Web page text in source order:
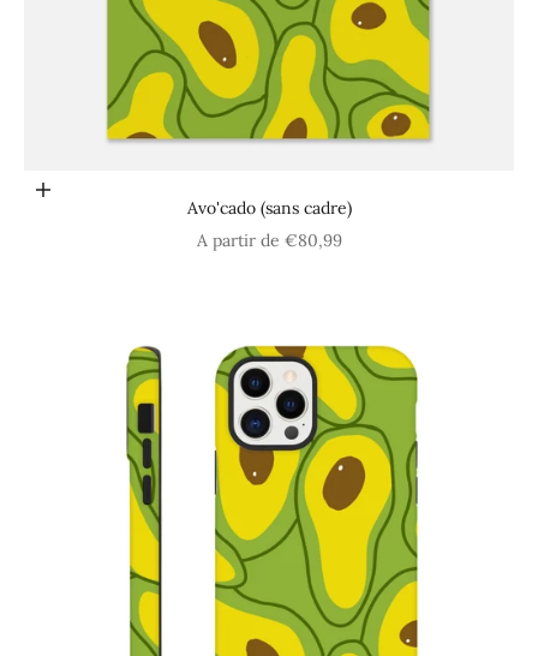
Choisir les options
Avo'cado (sans cadre)
Prix de vente
A partir de €80,99